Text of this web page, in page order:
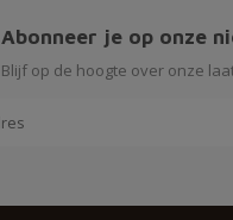
Abonneer je op onze
Blijf op de hoogte over onze